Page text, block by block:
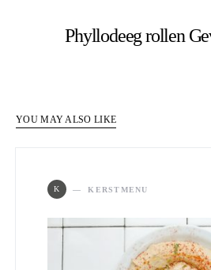
Phyllodeeg rollen
YOU MAY ALSO LIKE
K KERSTMENU